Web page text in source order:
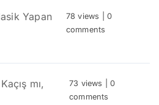
Yapan
78 views |0
comments
mı,
73 views |0
comments